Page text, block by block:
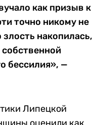
как призыв к
точно никому не
накопилась,
собственной
бессилия», —
Липецкой